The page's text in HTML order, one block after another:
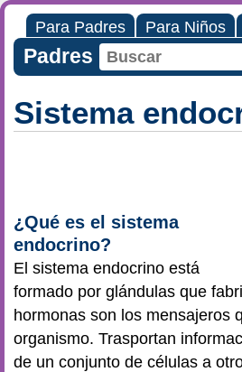
Para Padres Para Niños
Padres
Sistema
¿Qué es el sistema
endocrino?
El sistema endocrino está
formado por glándulas que
hormonas son los mensajeros
organismo. Trasportan
de un conjunto de células a